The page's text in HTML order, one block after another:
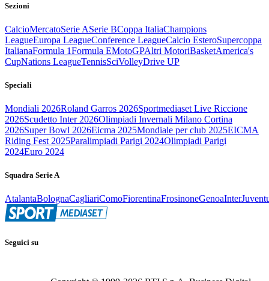
Sezioni
CalcioMercatoSerie ASerie BCoppa ItaliaChampions
LeagueEuropa LeagueConference LeagueCalcio EsteroSupercoppa
ItalianaFormula 1Formula EMotoGPAltri MotoriBasketAmerica's
CupNations LeagueTennisSciVolleyDrive UP
Speciali
Mondiali 2026Roland Garros 2026Sportmediaset Live Riccione
2026Scudetto Inter 2026Olimpiadi Invernali Milano Cortina
2026Super Bowl 2026Eicma 2025Mondiale per club 2025EICMA
Riding Fest 2025Paralimpiadi Parigi 2024Olimpiadi Parigi
2024Euro 2024
Squadra Serie A
AtalantaBolognaCagliariComoFiorentinaFrosinoneGenoaInter
Seguici su